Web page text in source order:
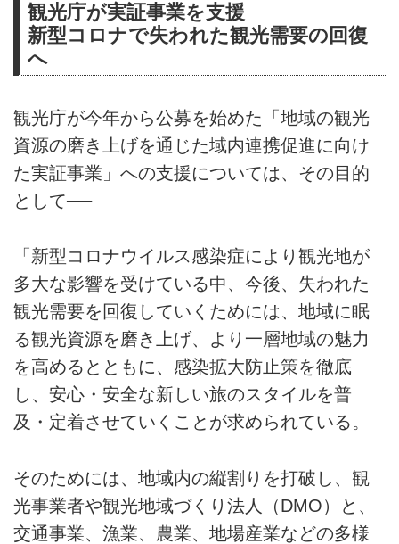
観光庁が実証事業を支援
新型コロナで失われた観光需要の回復
へ
観光庁が今年から公募を始めた「地域の観光
資源の磨き上げを通じた域内連携促進に向け
た実証事業」への支援については、その目的
として──
「新型コロナウイルス感染症により観光地が
多大な影響を受けている中、今後、失われた
観光需要を回復していくためには、地域に眠
る観光資源を磨き上げ、より一層地域の魅力
を高めるとともに、感染拡大防止策を徹底
し、安心・安全な新しい旅のスタイルを普
及・定着させていくことが求められている。
そのためには、地域内の縦割りを打破し、観
光事業者や観光地域づくり法人（DMO）と、
交通事業、漁業、農業、地場産業などの多様